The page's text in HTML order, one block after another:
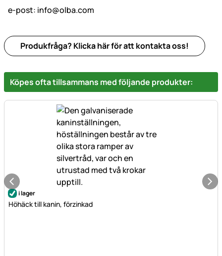
e-post: info@olba.com
Produkfråga? Klicka här för att kontakta oss!
Köpes ofta tillsammans med följande produkter:
i lager
Höhäck till kanin, förzinkad